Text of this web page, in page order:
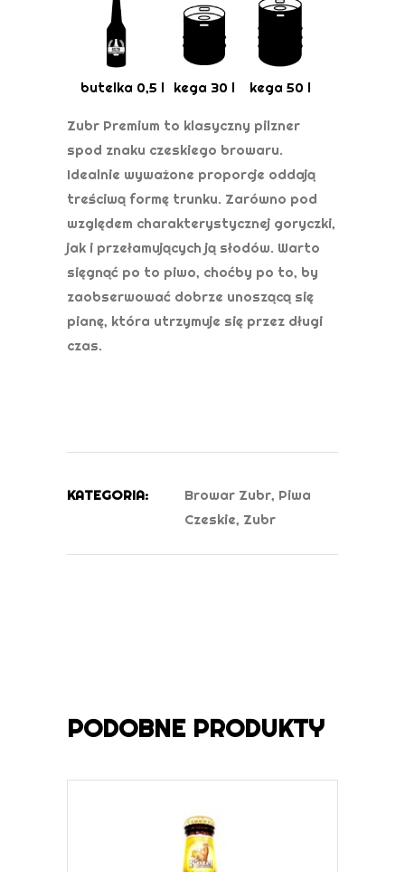
butelka 0,5 l kega 30 l kega 50 l
Zubr Premium to klasyczny pilzner
spod znaku czeskiego browaru.
Idealnie wyważone proporcje oddają
treściwą formę trunku. Zarówno pod
względem charakterystycznej goryczki,
jak i przełamujących ją słodów. Warto
sięgnąć po to piwo, choćby po to, by
zaobserwować dobrze unoszącą się
pianę, która utrzymuje się przez długi
czas.
KATEGORIA: Browar Zubr, Piwa
Czeskie, Zubr
PODOBNE PRODUKTY